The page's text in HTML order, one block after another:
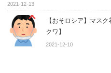
2021-12-13
【おそロシア】マス
クワ】
2021-12-10